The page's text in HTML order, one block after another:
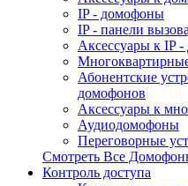
IP - домофоны
IP - панели вызова
Аксессуары к IP
Абонентские
домофонов
Аксессуары к
Аудиодомофоны
Переговорные
Смотреть Все
Контроль доступа